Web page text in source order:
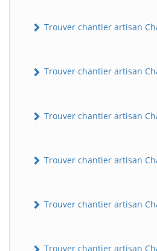
Trouver chantier artisan
Trouver chantier artisan
Trouver chantier artisan
Trouver chantier artisan
Trouver chantier artisan
Trouver chantier artisan